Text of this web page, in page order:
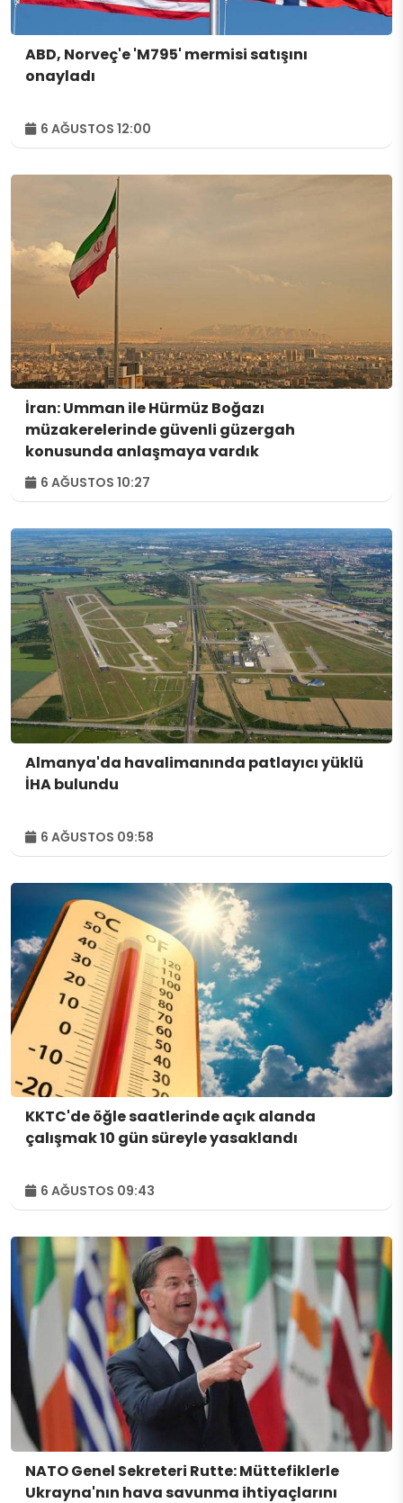
ABD, Norveç'e 'M795' mermisi satışını
onayladı
6 AĞUSTOS 12:00
İran: Umman ile Hürmüz Boğazı
müzakerelerinde güvenli güzergah
konusunda anlaşmaya vardık
6 AĞUSTOS 10:27
Almanya'da havalimanında patlayıcı yüklü
İHA bulundu
6 AĞUSTOS 09:58
KKTC'de öğle saatlerinde açık alanda
çalışmak 10 gün süreyle yasaklandı
6 AĞUSTOS 09:43
NATO Genel Sekreteri Rutte: Müttefiklerle
Ukrayna'nın hava savunma ihtiyaçlarını